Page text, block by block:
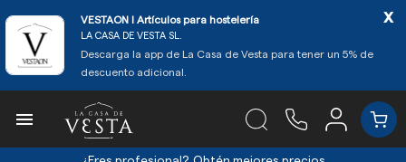
VESTAON l Artículos para hostelería
LA CASA DE VESTA SL.
Descarga la app de La Casa de Vesta para tener un 5% de
descuento adicional.
x
